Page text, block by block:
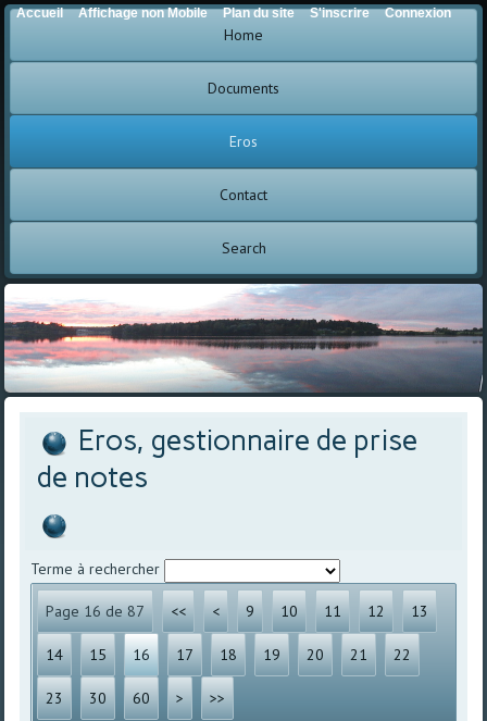
Home
Documents
Eros
Contact
Search
Eros, gestionnaire de prise
de notes
Terme à rechercher
Page 16 de 87 << < 9 10 11 12 13
14 15 16 17 18 19 20 21 22
23 30 60 > >>
Accueil Affichage non Mobile Plan du site S'inscrire Connexion